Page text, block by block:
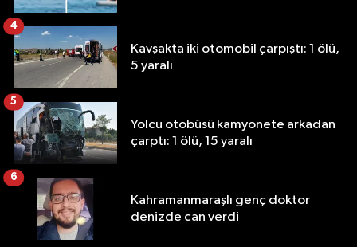
Kavşakta iki otomobil çarpıştı: 1 ölü,
5 yaralı
4
Yolcu otobüsü kamyonete arkadan
çarptı: 1 ölü, 15 yaralı
5
Kahramanmaraşlı genç doktor
denizde can verdi
6